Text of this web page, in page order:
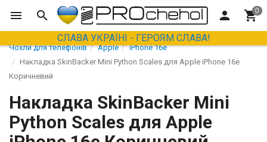
СЛАВА УКРАЇНІ - ГЕРОЯМ СЛАВА!
Чохли для телефонів Apple
iPhone 16e
Накладка SkinBacker Mini Python Scales для Apple iPhone 16е
Коричневий
Накладка SkinBacker Mini
Python Scales для Apple